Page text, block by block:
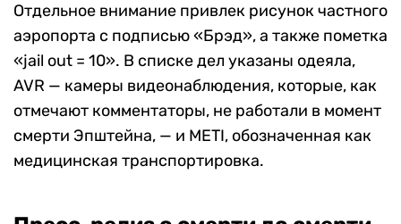
Отдельное внимание привлек рисунок частного
аэропорта с подписью «Брэд», а также пометка
«jail out = 10». В списке дел указаны одеяла,
AVR — камеры видеонаблюдения, которые, как
отмечают комментаторы, не работали в момент
смерти Эпштейна, — и METI, обозначенная как
медицинская транспортировка.